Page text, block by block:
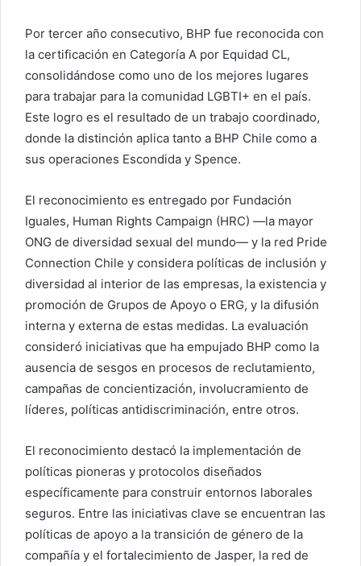
Por tercer año consecutivo, BHP fue reconocida con
la certificación en Categoría A por Equidad CL,
consolidándose como uno de los mejores lugares
para trabajar para la comunidad LGBTI+ en el país.
Este logro es el resultado de un trabajo coordinado,
donde la distinción aplica tanto a BHP Chile como a
sus operaciones Escondida y Spence.
El reconocimiento es entregado por Fundación
Iguales, Human Rights Campaign (HRC) —la mayor
ONG de diversidad sexual del mundo— y la red Pride
Connection Chile y considera políticas de inclusión y
diversidad al interior de las empresas, la existencia y
promoción de Grupos de Apoyo o ERG, y la difusión
interna y externa de estas medidas. La evaluación
consideró iniciativas que ha empujado BHP como la
ausencia de sesgos en procesos de reclutamiento,
campañas de concientización, involucramiento de
líderes, políticas antidiscriminación, entre otros.
El reconocimiento destacó la implementación de
políticas pioneras y protocolos diseñados
específicamente para construir entornos laborales
seguros. Entre las iniciativas clave se encuentran las
políticas de apoyo a la transición de género de la
compañía y el fortalecimiento de Jasper, la red de